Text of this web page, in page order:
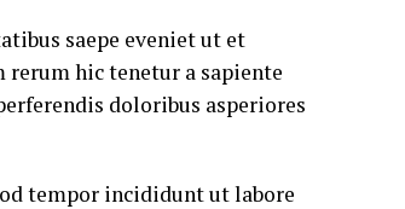
saepe eveniet ut et
rerum hic tenetur a sapiente
doloribus asperiores
tempor incididunt ut labore